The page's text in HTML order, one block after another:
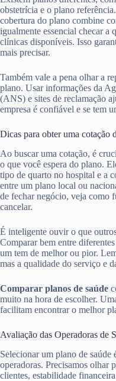
obstetrícia e o plano
cobertura do plano combine
igualmente essencial checar a
clínicas disponíveis. Isso
mais precisar.
Também vale a pena olhar a
plano. Usar informações da
(ANS) e sites de reclamação
empresa é confiável e se tem
Dicas para obter uma cotação
Ao buscar uma cotação, é
o que você espera do plano.
tipo de quarto no hospital e a
entre um plano local ou
de fechar negócio, veja como
cancelar.
É inteligente ouvir o que
Comparar bem entre
um tem de melhor ou pior.
mas a qualidade do serviço e
Comparar planos de saúde
muito na hora de escolher.
facilitam encontrar o melhor
Avaliação das Operadoras de
Selecionar um plano de saúde
operadoras. Precisamos olhar
clientes, estabilidade